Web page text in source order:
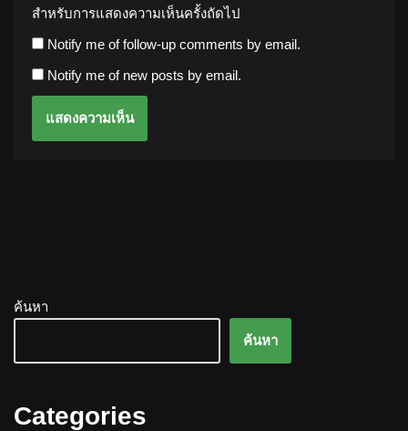
สำหรับการแสดงความเห็นครั้งถัดไป
Notify me of follow-up comments by email.
Notify me of new posts by email.
ค้นหา
ค้นหา
Categories